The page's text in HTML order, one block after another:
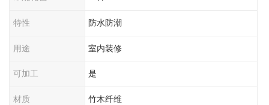
特性 防水防潮
用途 室内装修
可加工 是
材质 竹木纤维